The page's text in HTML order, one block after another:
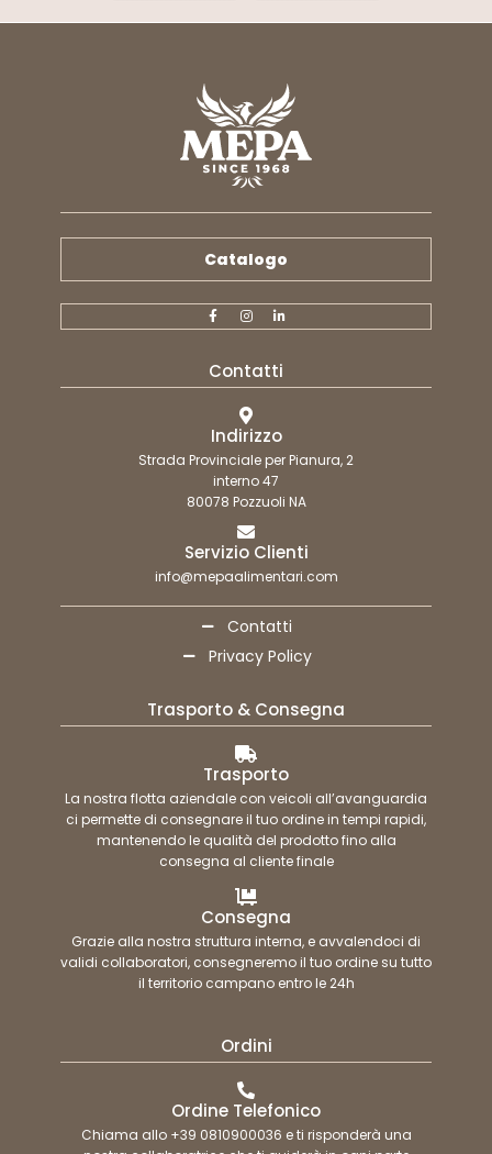
Catalogo
Contatti
Indirizzo
Strada Provinciale per Pianura, 2
interno 47
80078 Pozzuoli NA
Servizio Clienti
info@mepaalimentari.com
Contatti
Privacy Policy
Trasporto & Consegna
Trasporto
La nostra flotta aziendale con veicoli all’avanguardia
ci permette di consegnare il tuo ordine in tempi rapidi,
mantenendo le qualità del prodotto fino alla
consegna al cliente finale
Consegna
Grazie alla nostra struttura interna, e avvalendoci di
validi collaboratori, consegneremo il tuo ordine su tutto
il territorio campano entro le 24h
Ordini
Ordine Telefonico
Chiama allo +39 0810900036 e ti risponderà una